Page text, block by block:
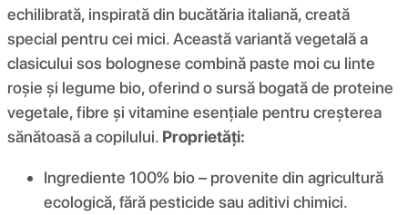
echilibrată, inspirată din bucătăria italiană, creată
special pentru cei mici. Această variantă vegetală a
clasicului sos bolognese combină paste moi cu linte
roșie și legume bio, oferind o sursă bogată de proteine
vegetale, fibre și vitamine esențiale pentru creșterea
sănătoasă a copilului. Proprietăți:
Ingrediente 100% bio – provenite din agricultură
ecologică, fără pesticide sau aditivi chimici.